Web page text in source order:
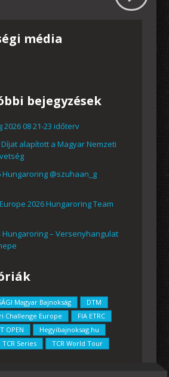
média
bejegyzések
2026 08 21-23 időterv
alapított a Magyar Nemzeti
Hungaroring @szuhaan_g
2026 Hungaroring Team
Hungaroring – Versenyhangulat
Magyar Bajnokság
DTM
Challenge Europe
FIA ETRC
OPEN
Hegyibajnoksag.hu
TCR Series TCR World Tour